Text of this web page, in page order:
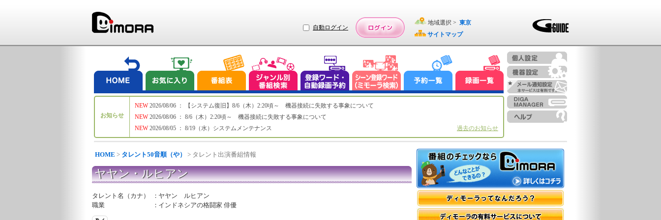
自動ログイン
地域選択 > 東京
サイトマップ
お知らせ
NEW
NEW
NEW
2026/08/06 ： 【システム復旧】8/6（木）2:20頃～ 機器接続に失敗する事象について
2026/08/06 ： 8/6（木）2:20頃～ 機器接続に失敗する事象について
2026/08/05 ： 8/19（水）システムメンテナンス
過去のお知らせ
HOME > タレント50音順（や） > タレント出演番組情報
ヤヤン・ルヒアン
タレント名（カナ） ： ヤヤン ルヒアン
職業
： インドネシアの格闘家 俳優